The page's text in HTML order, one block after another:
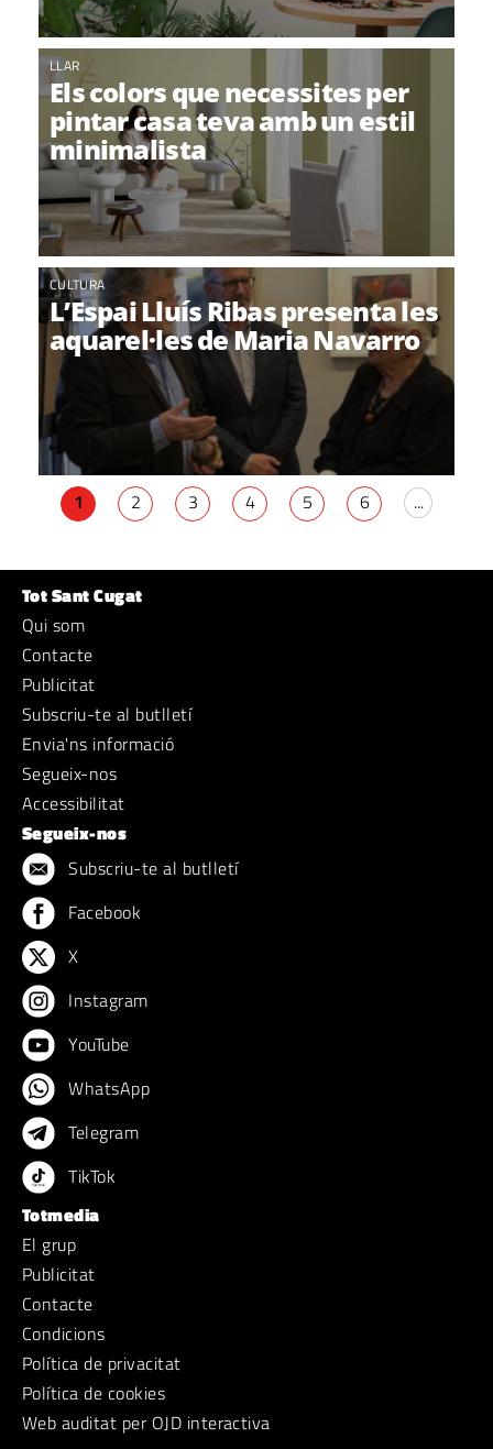
LLAR
Els colors que necessites per
pintar casa teva amb un estil
minimalista
CULTURA
L’Espai Lluís Ribas presenta les
aquarel·les de Maria Navarro
1 2 3 4 5 6 ...
Tot Sant Cugat
Qui som
Contacte
Publicitat
Subscriu-te al butlletí
Envia'ns informació
Segueix-nos
Accessibilitat
Segueix-nos
Subscriu-te al butlletí
Facebook
X
Instagram
YouTube
WhatsApp
Telegram
TikTok
Totmedia
El grup
Publicitat
Contacte
Condicions
Política de privacitat
Política de cookies
Web auditat per OJD interactiva